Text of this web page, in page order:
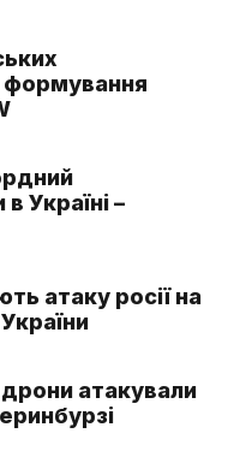
формування
Україні –
атаку росії на
атакували